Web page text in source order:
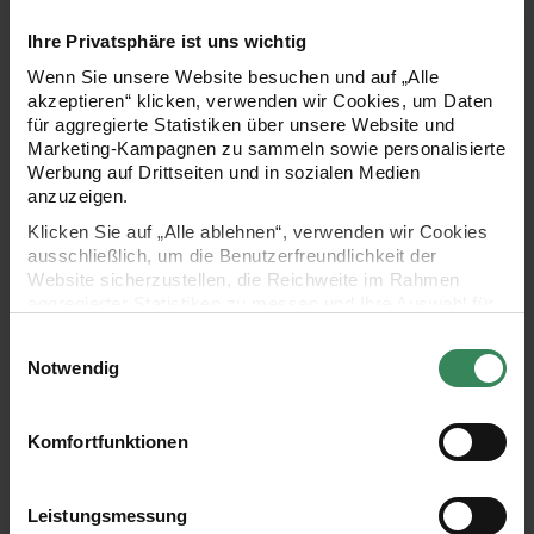
Ihre Privatsphäre ist uns wichtig
Wenn Sie unsere Website besuchen und auf „Alle
akzeptieren“ klicken, verwenden wir Cookies, um Daten
für aggregierte Statistiken über unsere Website und
Marketing-Kampagnen zu sammeln sowie personalisierte
Werbung auf Drittseiten und in sozialen Medien
anzuzeigen.
Klicken Sie auf „Alle ablehnen“, verwenden wir Cookies
ausschließlich, um die Benutzerfreundlichkeit der
Website sicherzustellen, die Reichweite im Rahmen
Ihre Einwilligung ist freiwillig und kann jederzeit über den
Link „Cookie-Einstellungen“ im Fußbereich der Seite
verwendeten Technologien und den Empfängern der
Daten finden Sie in unserer Datenschutzerklärung.
Notwendig
Komfortfunktionen
Leistungsmessung
itoshii Perlen Würfel 6mm
96 Stück
4,49 €
itoshii Stern Anhänger mit
Strass gefüllt 37x41x10mm 1
Stück
itoshii Kunststoffperlen neon